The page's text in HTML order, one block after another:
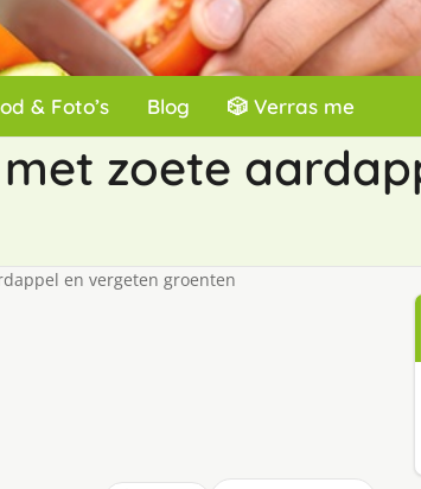
& Foto’s Blog 🎲 Verras me
zoete
en vergeten groenten